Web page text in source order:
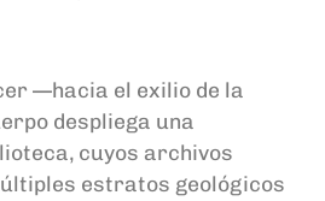
—hacia el exilio de la
despliega una
cuyos archivos
estratos geológicos